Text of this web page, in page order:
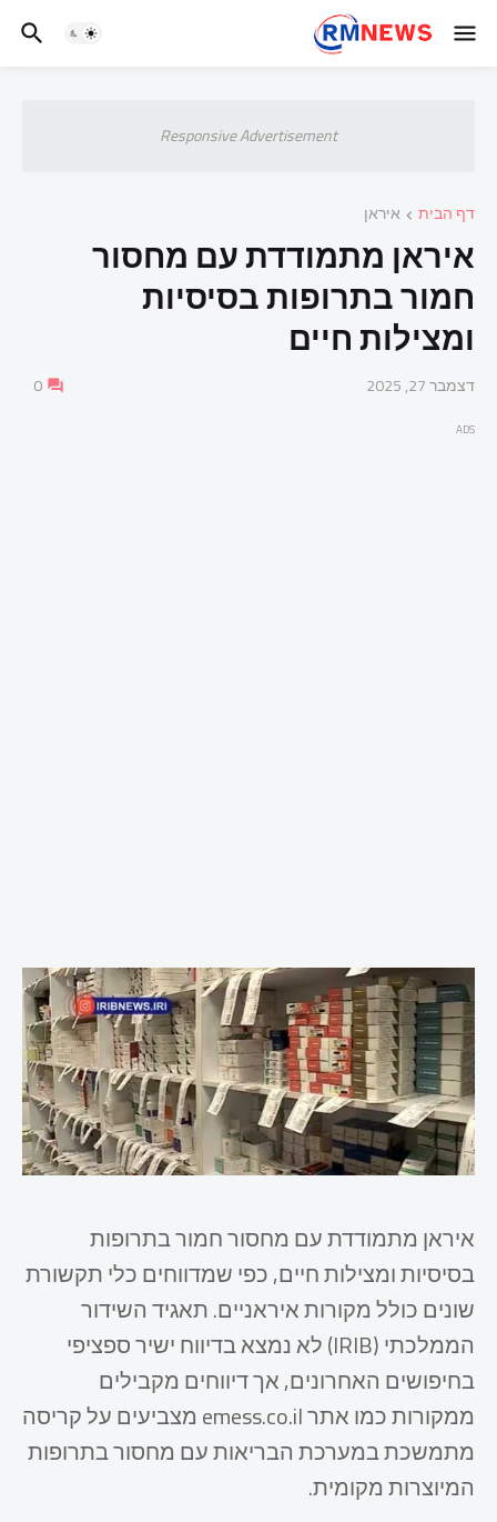
Responsive Advertisement
דף הבית איראן
איראן מתמודדת עם מחסור
חמור בתרופות בסיסיות
ומצילות חיים
דצמבר 27, 2025 0
ADS
איראן מתמודדת עם מחסור חמור בתרופות
בסיסיות ומצילות חיים, כפי שמדווחים כלי תקשורת
שונים כולל מקורות איראניים. תאגיד השידור
הממלכתי (IRIB) לא נמצא בדיווח ישיר ספציפי
בחיפושים האחרונים, אך דיווחים מקבילים
ממקורות כמו אתר emess.co.il מצביעים על קריסה
מתמשכת במערכת הבריאות עם מחסור בתרופות
המיוצרות מקומית.